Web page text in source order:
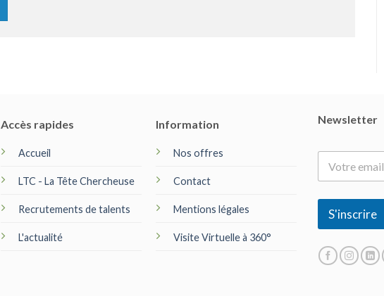
Accès rapides
Accueil
LTC - La Tête Chercheuse
Recrutements de talents
L'actualité
Information
Nos offres
Contact
Mentions légales
Visite Virtuelle à 360°
Newsletter
E
m
a
S'inscrire